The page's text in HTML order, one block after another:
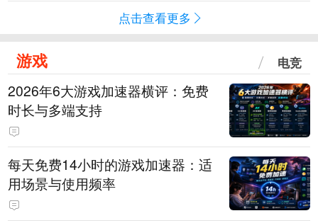
点击查看更多
游戏 电竞
2026年6大游戏加速器横评：免费
时长与多端支持
每天免费14小时的游戏加速器：适
用场景与使用频率